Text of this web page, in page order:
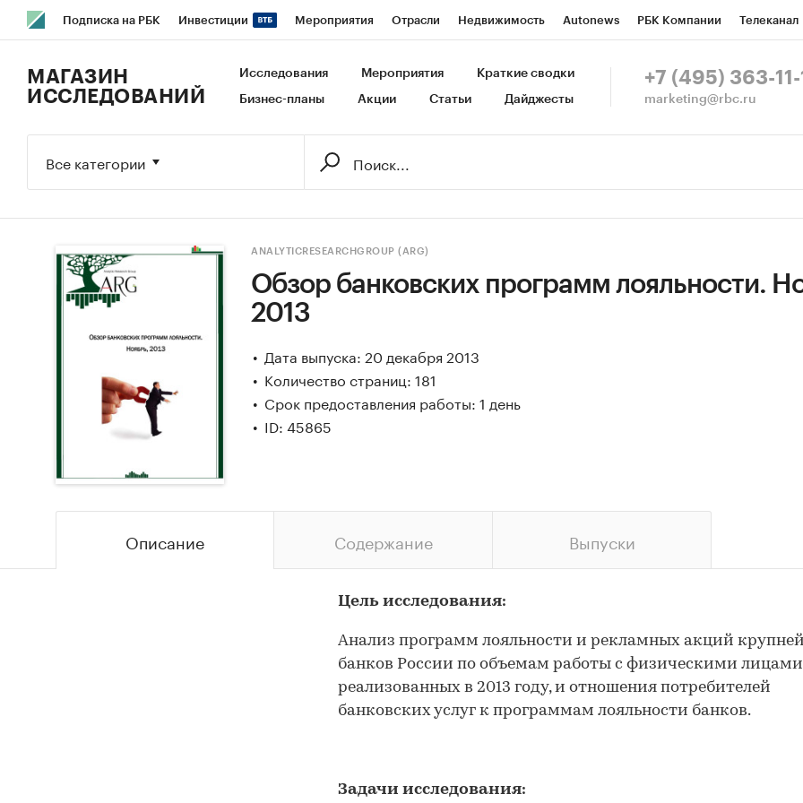
Подписка на РБК Инвестиции Мероприятия Отрасли Недвижимость Autonews РБК Компании Телеканал
Исследования Кредитные рейтинги Франшизы Газета Спецпроекты СПб Конференции СПб Спецпроекты
МАГАЗИН
ИССЛЕДОВАНИЙ
Исследования Мероприятия Краткие сводки
Бизнес-планы Акции Статьи Дайджесты
+7 (495) 363-11-
marketing@rbc.ru
Все категории
ANALYTICRESEARCHGROUP (ARG)
Обзор банковских программ лояльности.
2013
Дата выпуска: 20 декабря 2013
Количество страниц: 181
Срок предоставления работы: 1 день
ID: 45865
Описание Содержание Выпуски
Цель исследования:
Анализ программ лояльности и рекламных акций
банков России по объемам работы с физическими
реализованных в 2013 году, и отношения потребителей
банковских услуг к программам лояльности банков.
Задачи исследования: